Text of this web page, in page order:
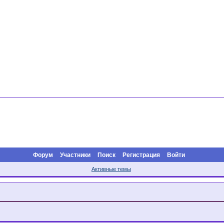
Форум Участники Поиск Регистрация Войти
Активные темы